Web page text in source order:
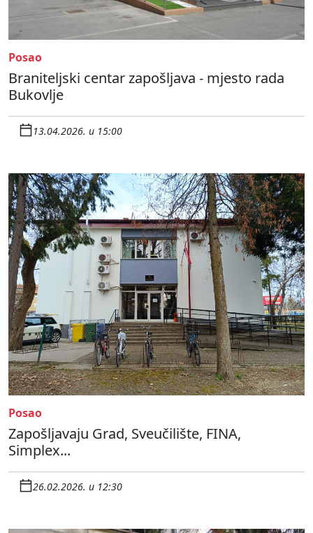
Posao
Braniteljski centar zapošljava - mjesto rada
Bukovlje
13.04.2026. u 15:00
Posao
Zapošljavaju Grad, Sveučilište, FINA,
Simplex...
26.02.2026. u 12:30